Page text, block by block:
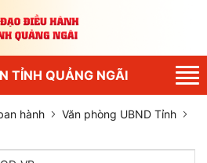
TỈNH QUẢNG NGÃI
hành
Văn phòng UBND Tỉnh